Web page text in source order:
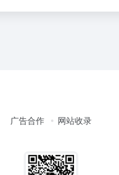
广告合作 网站收录